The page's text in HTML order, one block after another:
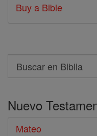
Buy a Bible
Search
Buscar
Biblia
Nuevo
Mateo